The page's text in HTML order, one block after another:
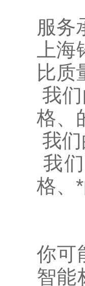
服务
上
比质
我
格、
我
我
格、
你可
智能